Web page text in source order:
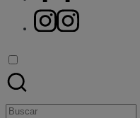
Instagram
Buscar: